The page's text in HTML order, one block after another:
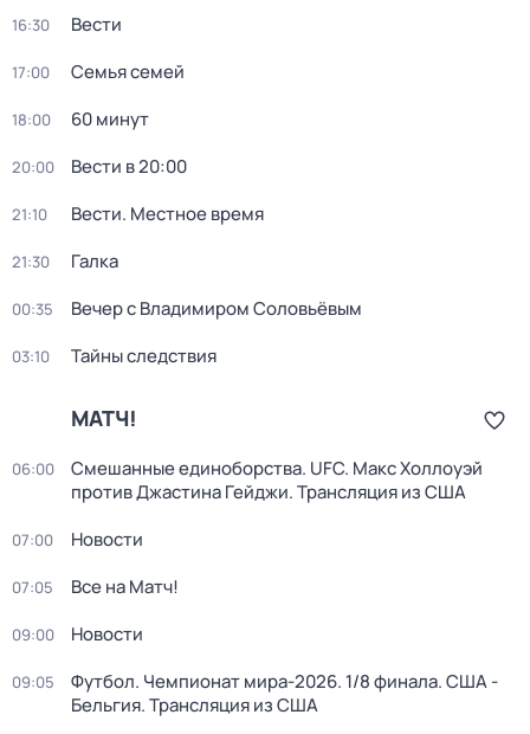
16:30 Вести
17:00 Семья семей
18:00 60 минут
20:00 Вести в 20:00
21:10 Вести. Местное время
21:30 Галка
00:35 Вечер с Владимиром Соловьёвым
03:10 Тайны следствия
МАТЧ!
06:00
Смешанные единоборства. UFC. Макс Холлоуэй
против Джастина Гейджи. Трансляция из США
07:00 Новости
07:05 Все на Матч!
09:00 Новости
09:05
Футбол. Чемпионат мира-2026. 1/8 финала. США -
Бельгия. Трансляция из США